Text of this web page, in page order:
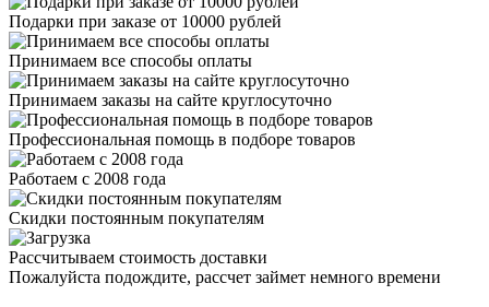
Подарки при заказе от 10000 рублей
Принимаем все способы оплаты
Принимаем заказы на сайте круглосуточно
Профессиональная помощь в подборе товаров
Работаем с 2008 года
Скидки постоянным покупателям
Рассчитываем стоимость доставки
Пожалуйста подождите, рассчет займет немного времени